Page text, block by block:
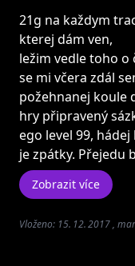
21g na každym
kterej dám ven,
ležim vedle toho o
se mi včera zdál
požehnanej koule
hry připravený
ego level 99, hádej
je zpátky. Přejedu
Zobrazit více
Vloženo: 15. 12. 2017 ,